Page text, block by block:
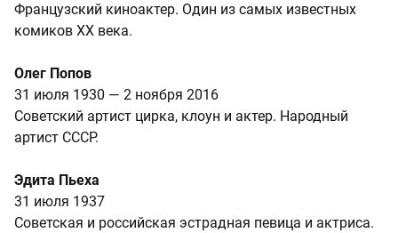
Французский киноактер. Один из самых известных
комиков XX века.
Олег Попов
31 июля 1930 — 2 ноября 2016
Советский артист цирка, клоун и актер. Народный
артист СССР.
Эдита Пьеха
31 июля 1937
Советская и российская эстрадная певица и актриса.